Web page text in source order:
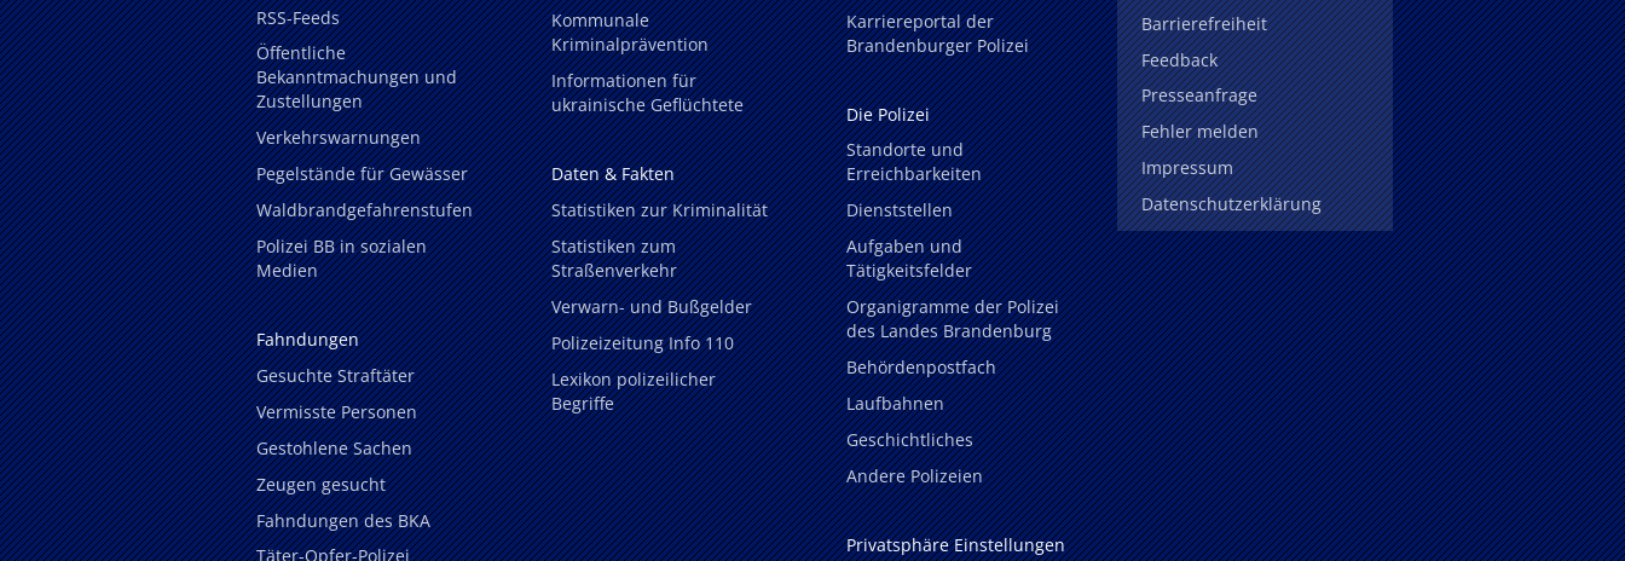
RSS-Feeds
Öffentliche
Bekanntmachungen und
Zustellungen
Verkehrswarnungen
Pegelstände für Gewässer
Waldbrandgefahrenstufen
Polizei BB in sozialen
Medien
Fahndungen
Gesuchte Straftäter
Vermisste Personen
Gestohlene Sachen
Zeugen gesucht
Fahndungen des BKA
Täter-Opfer-Polizei
Kommunale
Kriminalprävention
Informationen für
ukrainische Geflüchtete
Daten & Fakten
Statistiken zur Kriminalität
Statistiken zum
Straßenverkehr
Verwarn- und Bußgelder
Polizeizeitung Info 110
Lexikon polizeilicher
Begriffe
Karriereportal der
Brandenburger Polizei
Die Polizei
Standorte und
Erreichbarkeiten
Dienststellen
Aufgaben und
Tätigkeitsfelder
Organigramme der Polizei
des Landes Brandenburg
Behördenpostfach
Laufbahnen
Geschichtliches
Andere Polizeien
Privatsphäre Einstellungen
Barrierefreiheit
Feedback
Presseanfrage
Fehler melden
Impressum
Datenschutzerklärung